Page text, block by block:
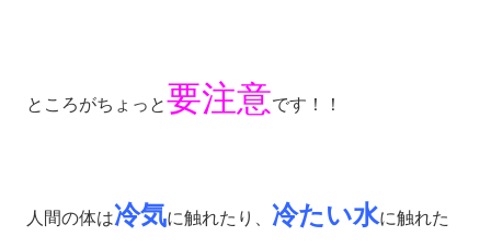
ところがちょっと要注意です！！
人間の体は冷気に触れたり、 冷たい水に触れた